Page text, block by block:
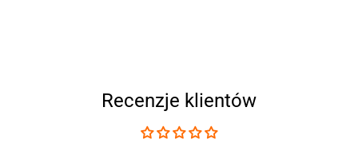
Recenzje klientów